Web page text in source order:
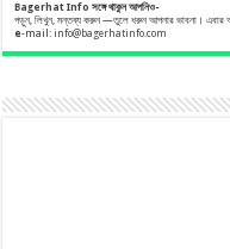
Bagerhat Info সঙ্গেথাকুনআপনিও-
পড়ুন, লিখুন, মন্তব্য করুন —তুলে ধরুন আপনার ভাবনা। এবার
e-mail:info@bagerhatinfo.com